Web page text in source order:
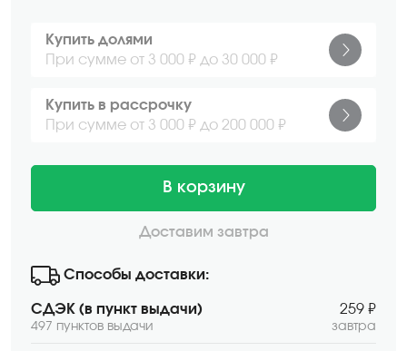
Купить долями
При сумме от 3 000 ₽ до 30 000 ₽
Купить в рассрочку
При сумме от 3 000 ₽ до 200 000 ₽
В корзину
Доставим завтра
Способы доставки:
СДЭК (в пункт выдачи)
497 пунктов выдачи
259 ₽
завтра